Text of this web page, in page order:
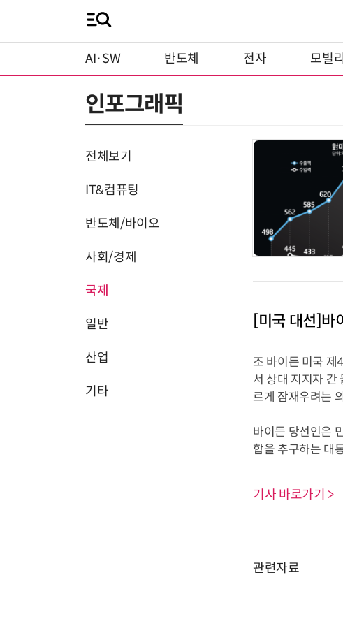
AI·SW 반도체 전자 모빌
인포그래픽
전체보기
IT&컴퓨팅
반도체/바이오
사회/경제
국제
일반
산업
기타
[미국 대선]바
조 바이든 미국 제
서 상대 지지자 간
르게 잠재우려는
바이든 당선인은
합을 추구하는 대
기사 바로가기 >
관련자료